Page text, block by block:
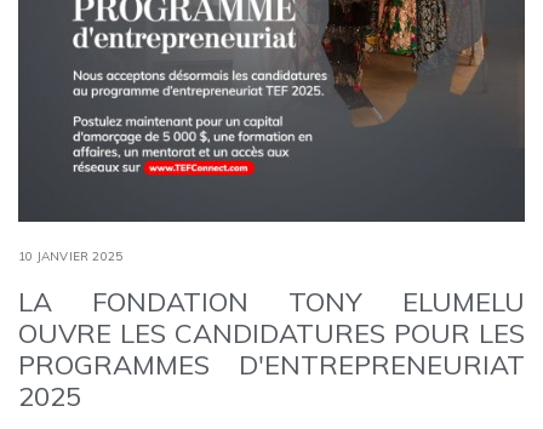
10 JANVIER 2025
LA FONDATION TONY ELUMELU
OUVRE LES CANDIDATURES POUR LES
PROGRAMMES D'ENTREPRENEURIAT
2025